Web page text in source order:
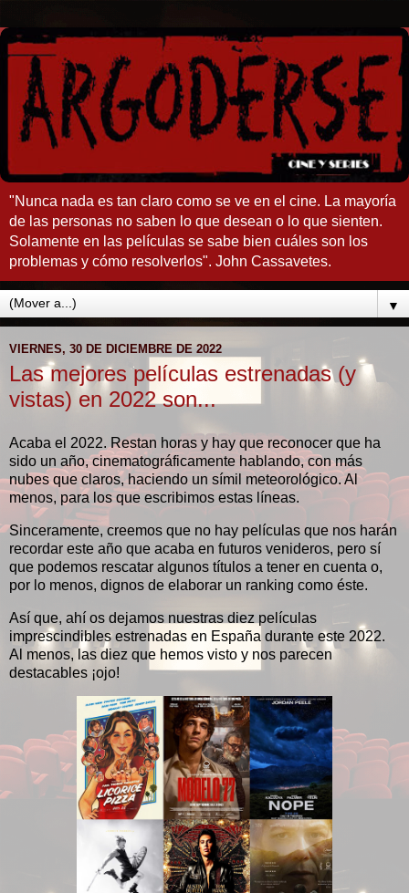
"Nunca nada es tan claro como se ve en el cine. La mayoría
de las personas no saben lo que desean o lo que sienten.
Solamente en las películas se sabe bien cuáles son los
problemas y cómo resolverlos". John Cassavetes.
▼
VIERNES, 30 DE DICIEMBRE DE 2022
Las mejores películas estrenadas (y
vistas) en 2022 son...
Acaba el 2022. Restan horas y hay que reconocer que ha
sido un año, cinematográficamente hablando, con más
nubes que claros, haciendo un símil meteorológico. Al
menos, para los que escribimos estas líneas.
Sinceramente, creemos que no hay películas que nos harán
recordar este año que acaba en futuros venideros, pero sí
que podemos rescatar algunos títulos a tener en cuenta o,
por lo menos, dignos de elaborar un ranking como éste.
Así que, ahí os dejamos nuestras diez películas
imprescindibles estrenadas en España durante este 2022.
Al menos, las diez que hemos visto y nos parecen
destacables ¡ojo!